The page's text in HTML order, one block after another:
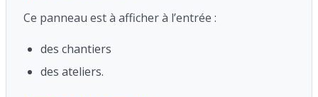
Ce panneau est à afficher à l’entrée :
des chantiers
des ateliers.